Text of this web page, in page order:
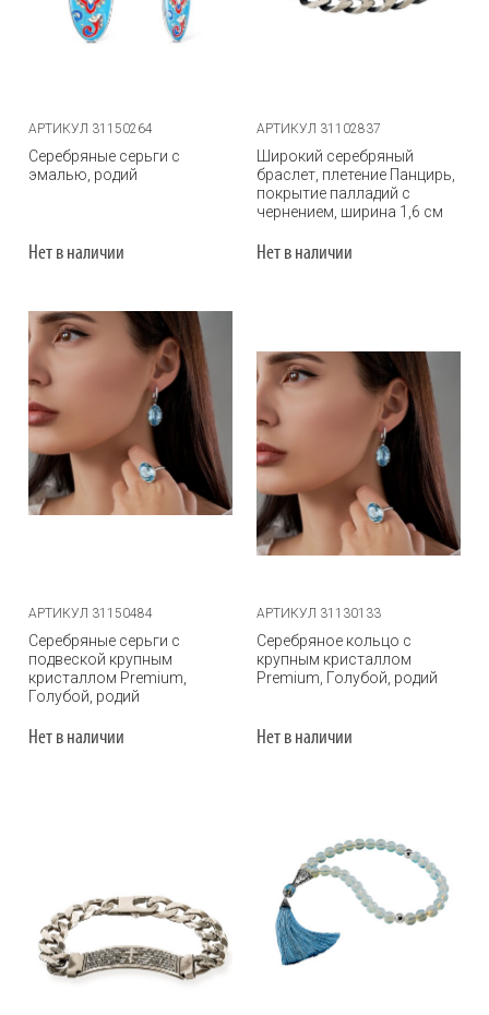
АРТИКУЛ 31150264
Серебряные серьги с
эмалью, родий
Нет в наличии
АРТИКУЛ 31102837
Широкий серебряный
браслет, плетение Панцирь,
покрытие палладий с
чернением, ширина 1,6 см
Нет в наличии
АРТИКУЛ 31150484
Серебряные серьги с
подвеской крупным
кристаллом Premium,
Голубой, родий
Нет в наличии
АРТИКУЛ 31130133
Серебряное кольцо с
крупным кристаллом
Premium, Голубой, родий
Нет в наличии